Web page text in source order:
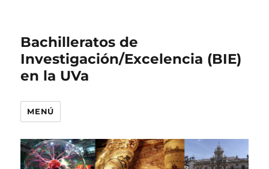
Bachilleratos de
Investigación/Excelencia (BIE)
en la UVa
MENÚ